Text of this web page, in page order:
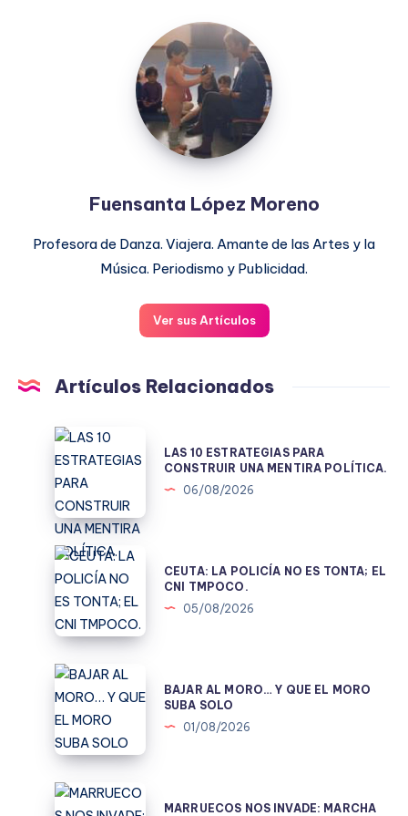
Fuensanta
López
Moreno
Fuensanta López Moreno
Profesora de Danza. Viajera. Amante de las Artes y la
Música. Periodismo y Publicidad.
Ver sus Artículos
Artículos Relacionados
LAS
10
ESTRATEGIAS
PARA
CONSTRUIR
UNA
MENTIRA
POLÍTICA.
LAS 10 ESTRATEGIAS PARA
CONSTRUIR UNA MENTIRA POLÍTICA.
06/08/2026
CEUTA:
LA
POLICÍA
NO
ES
TONTA;
EL
CNI
TMPOCO.
CEUTA: LA POLICÍA NO ES TONTA; EL
CNI TMPOCO.
05/08/2026
BAJAR
AL
MORO…
Y
QUE
EL
MORO
BAJAR AL MORO… Y QUE EL MORO
SUBA SOLO
01/08/2026
MARRUECOS
MARRUECOS NOS INVADE: MARCHA